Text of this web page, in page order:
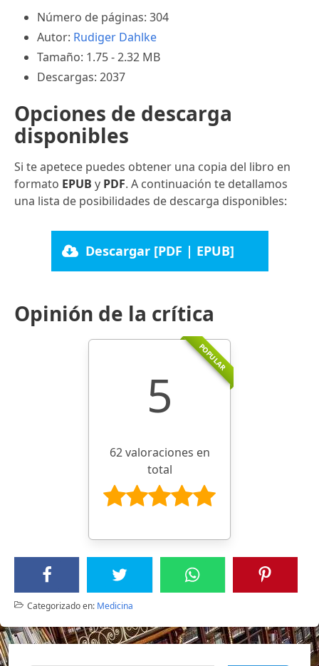
Número de páginas: 304
Autor: Rudiger Dahlke
Tamaño: 1.75 - 2.32 MB
Descargas: 2037
Opciones de descarga
disponibles
Si te apetece puedes obtener una copia del libro en
formato EPUB y PDF. A continuación te detallamos
una lista de posibilidades de descarga disponibles:
Descargar [PDF | EPUB]
Opinión de la crítica
POPULAR
5
62 valoraciones en
total
Categorizado en: Medicina